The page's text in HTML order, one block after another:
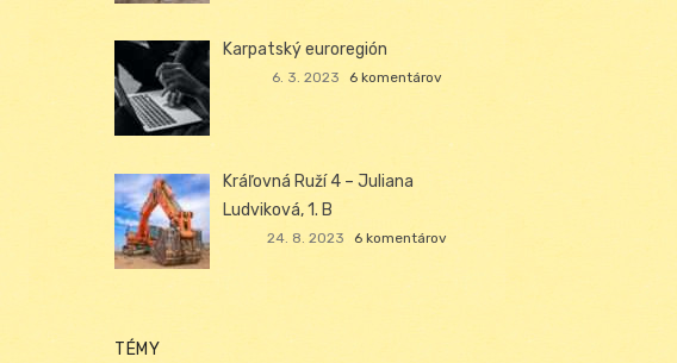
Karpatský euroregión
6. 3. 2023 6 komentárov
Kráľovná Ruží 4 – Juliana
Ludviková, 1. B
24. 8. 2023 6 komentárov
TÉMY